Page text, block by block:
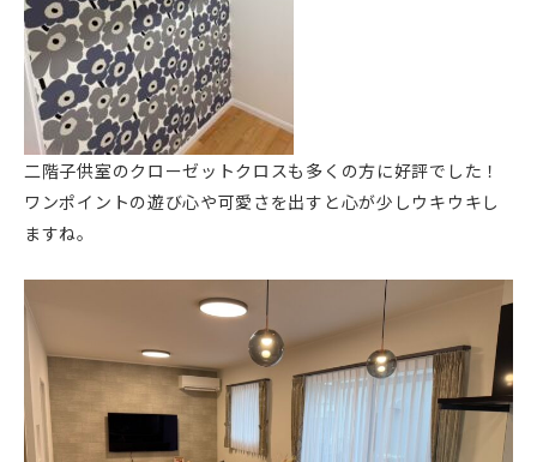
二階子供室のクローゼットクロスも多くの方に好評でした！
ワンポイントの遊び心や可愛さを出すと心が少しウキウキし
ますね。